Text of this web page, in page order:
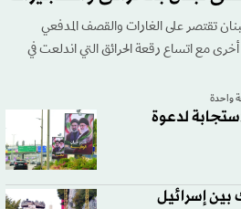
لبنان تقتصر على الغارات والقصف المدفعي
مع اتساع رقعة الحرائق التي اندلعت في
واحدة
لدعوة
بين إسرائيل